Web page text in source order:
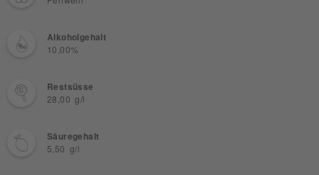
Alkoholgehalt
10,00%
Restsüsse
28,00 g/l
Säuregehalt
5,50 g/l